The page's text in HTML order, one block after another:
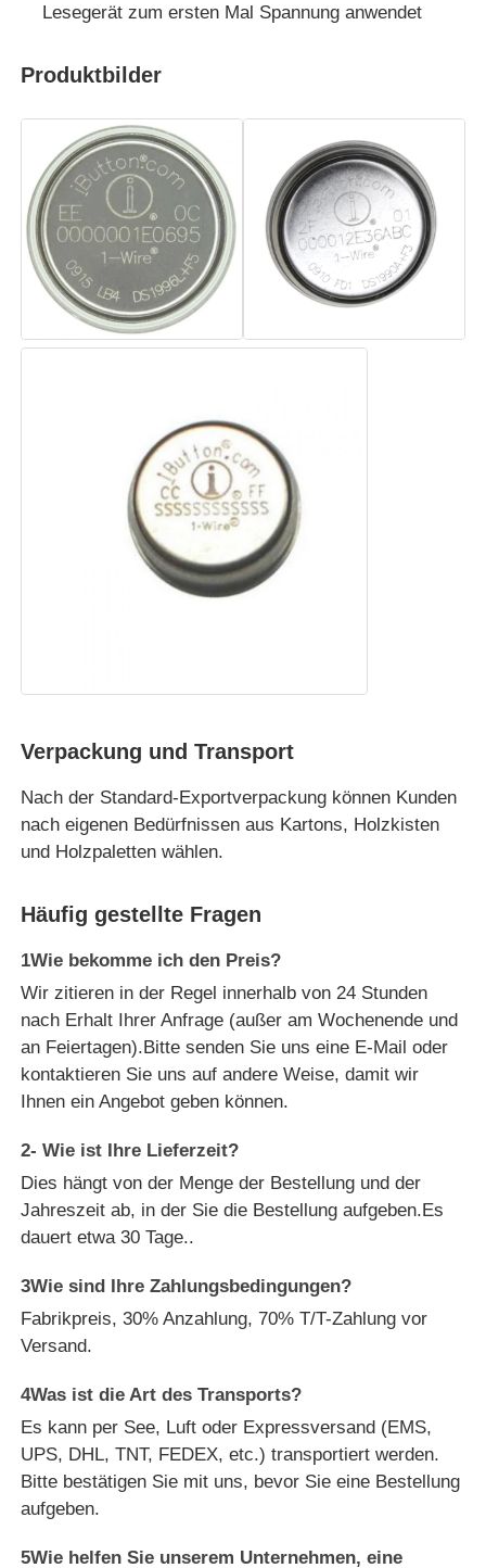
UART IC
ADC DAC
HF-Integrierte Schaltungen
Elektronische Komponenten
PLC-Programmierung
Hochfrequenzmodul
Leistungsmodul
Halbleiterrelais
Lesegerät zum ersten Mal Spannung anwendet
Produktbilder
Verpackung und Transport
Nach der Standard-Exportverpackung können Kunden
nach eigenen Bedürfnissen aus Kartons, Holzkisten
und Holzpaletten wählen.
Häufig gestellte Fragen
1Wie bekomme ich den Preis?
Wir zitieren in der Regel innerhalb von 24 Stunden
nach Erhalt Ihrer Anfrage (außer am Wochenende und
an Feiertagen).Bitte senden Sie uns eine E-Mail oder
kontaktieren Sie uns auf andere Weise, damit wir
Ihnen ein Angebot geben können.
2- Wie ist Ihre Lieferzeit?
Dies hängt von der Menge der Bestellung und der
Jahreszeit ab, in der Sie die Bestellung aufgeben.Es
dauert etwa 30 Tage..
3Wie sind Ihre Zahlungsbedingungen?
Fabrikpreis, 30% Anzahlung, 70% T/T-Zahlung vor
Versand.
4Was ist die Art des Transports?
Es kann per See, Luft oder Expressversand (EMS,
UPS, DHL, TNT, FEDEX, etc.) transportiert werden.
Bitte bestätigen Sie mit uns, bevor Sie eine Bestellung
aufgeben.
5Wie helfen Sie unserem Unternehmen, eine